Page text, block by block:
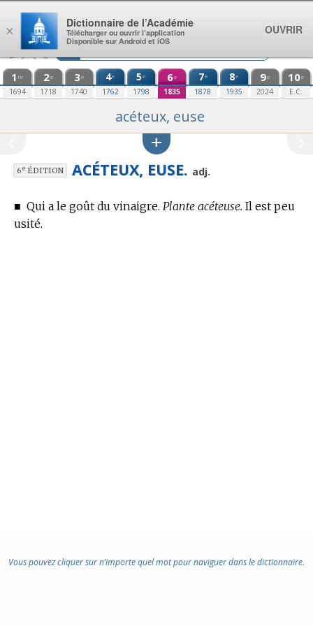
Aller au contenu
1 re
1694
2e
1718
3e
1740
4e
1762
5e
1798
6e
1835
7e
1878
8e
1935
9e
2024
10e
E.C.
acéteux, euse
6eÉDITION ACÉTEUX, EUSE. adj.
■ Qui a le goût du vinaigre. Plante acéteuse. Il est peu
usité.
Vous pouvez cliquer sur n’importe quel mot pour naviguer dans le dictionnaire.
×
Dictionnaire de l’Académie
Télécharger ou ouvrir l’application
Disponible sur Android et iOS
OUVRIR